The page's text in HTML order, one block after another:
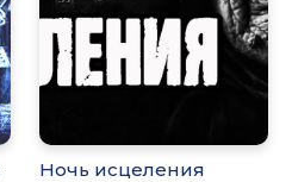
Ночь исцеления